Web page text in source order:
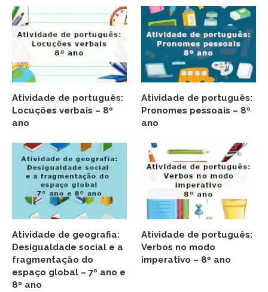
Atividade de português:
Locuções verbais – 8º
ano
Atividade de português:
Pronomes pessoais – 8º
ano
Atividade de geografia:
Desigualdade social e a
fragmentação do
espaço global – 7º ano e
8º ano
Atividade de português:
Verbos no modo
imperativo – 8º ano